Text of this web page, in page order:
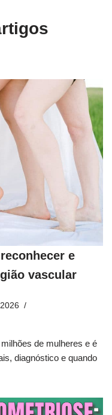
e
vascular
de mulheres e é
diagnóstico e quando